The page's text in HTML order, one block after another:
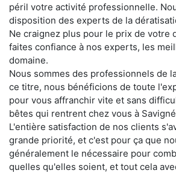
péril votre activité professionnelle.
disposition des experts de la
Ne craignez plus pour le prix de votre
faites confiance à nos experts, les
domaine.
Nous sommes des professionnels de
ce titre, nous bénéficions de toute
pour vous affranchir vite et sans
bêtes qui rentrent chez vous à
L'entière satisfaction de nos clients
grande priorité, et c'est pour ça que
généralement le nécessaire pour
quelles qu'elles soient, et tout cela